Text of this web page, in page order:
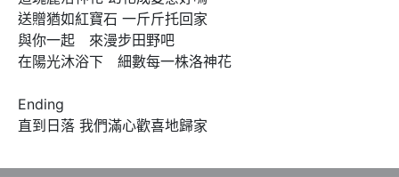
送贈猶如紅寶石 一斤斤托回家
與你一起　來漫步田野吧
在陽光沐浴下　細數每一株洛神花
Ending
直到日落 我們滿心歡喜地歸家